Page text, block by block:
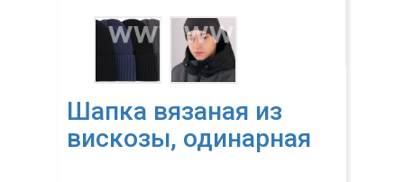
Шапка вязаная из
вискозы, одинарная